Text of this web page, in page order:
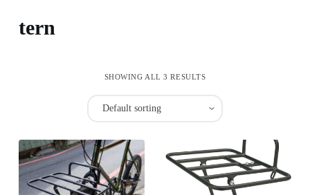
ntern
SHOWING ALL 3 RESULTS